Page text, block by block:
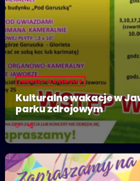
IMPREZY PLENEROWE
Kulturalne wakacje w
parku zdrojowym